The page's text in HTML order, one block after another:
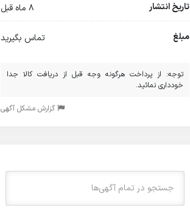
تاریخ انتشار 8 ماه قبل
مبلغ تماس بگیرید
توجه: از پرداخت هرگونه وجه قبل از دریافت کالا جدا
خودداری نمائید.
گزارش مشکل آگهی